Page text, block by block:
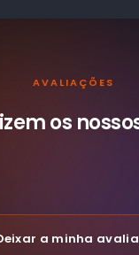
AVALIAÇÕES
os
a minha